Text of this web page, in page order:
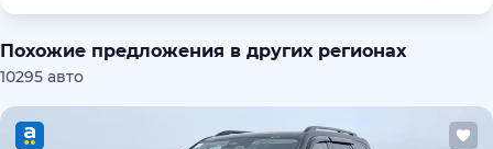
Похожие предложения в других регионах
10295 авто